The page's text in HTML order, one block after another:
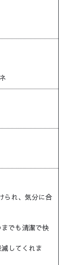
られ、気分に合
でも清潔で快
してくれま